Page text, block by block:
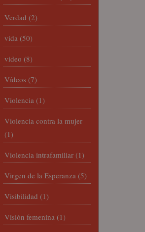
Verdad (2)
vida (50)
video (8)
Vídeos (7)
Violencia (1)
Violencia contra la mujer
(1)
Violencia intrafamiliar (1)
Virgen de la Esperanza (5)
Visibilidad (1)
Visión femenina (1)